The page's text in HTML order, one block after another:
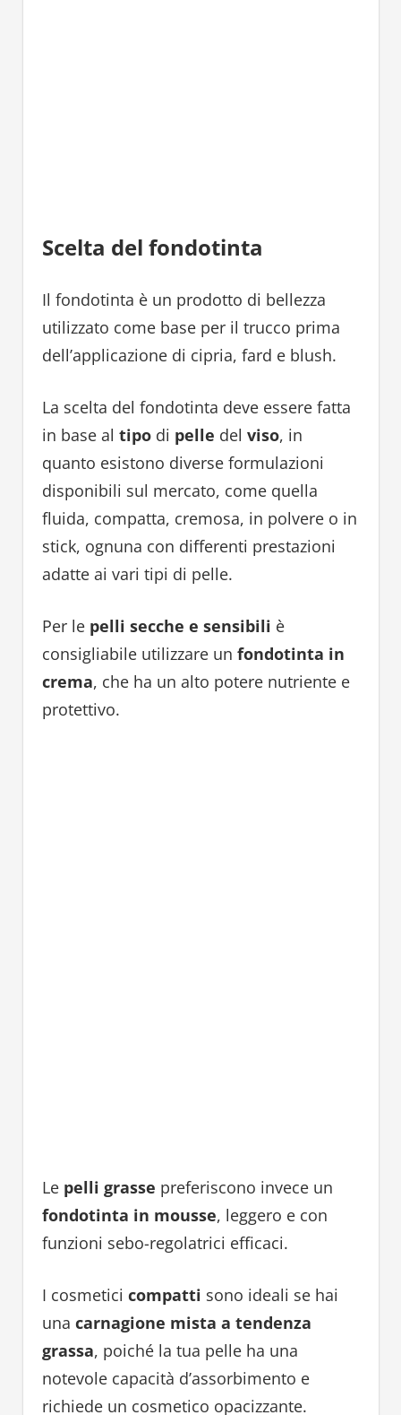
Scelta del fondotinta
Il fondotinta è un prodotto di bellezza
utilizzato come base per il trucco prima
dell’applicazione di cipria, fard e blush.
La scelta del fondotinta deve essere fatta
in base al tipo di pelle del viso, in
quanto esistono diverse formulazioni
disponibili sul mercato, come quella
fluida, compatta, cremosa, in polvere o in
stick, ognuna con differenti prestazioni
adatte ai vari tipi di pelle.
Per le pelli secche e sensibili è
consigliabile utilizzare un fondotinta in
crema, che ha un alto potere nutriente e
protettivo.
Le pelli grasse preferiscono invece un
fondotinta in mousse, leggero e con
funzioni sebo-regolatrici efficaci.
I cosmetici compatti sono ideali se hai
una carnagione mista a tendenza
grassa, poiché la tua pelle ha una
notevole capacità d’assorbimento e
richiede un cosmetico opacizzante.